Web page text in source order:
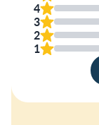
4
3
2
1